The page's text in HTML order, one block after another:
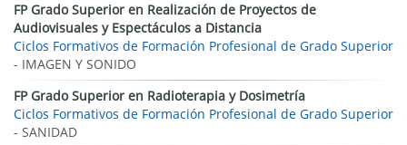
FP Grado Superior en Realización de Proyectos de
Audiovisuales y Espectáculos a Distancia
Ciclos Formativos de Formación Profesional de Grado Superior
- IMAGEN Y SONIDO
FP Grado Superior en Radioterapia y Dosimetría
Ciclos Formativos de Formación Profesional de Grado Superior
- SANIDAD